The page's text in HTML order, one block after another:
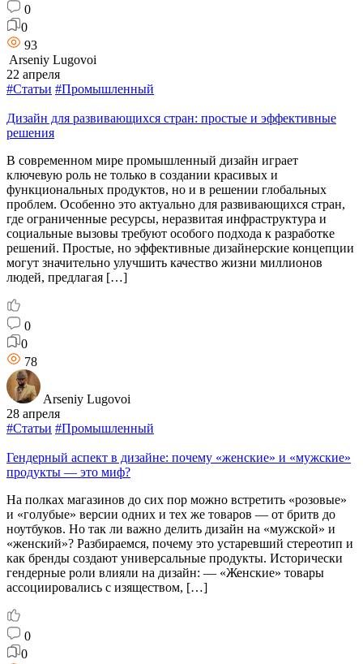
0
0
93
Arseniy Lugovoi
22 апреля
#Статьи #Промышленный
Дизайн для развивающихся стран: простые и эффективные
решения
В современном мире промышленный дизайн играет
ключевую роль не только в создании красивых и
функциональных продуктов, но и в решении глобальных
проблем. Особенно это актуально для развивающихся стран,
где ограниченные ресурсы, неразвитая инфраструктура и
социальные вызовы требуют особого подхода к разработке
решений. Простые, но эффективные дизайнерские концепции
могут значительно улучшить качество жизни миллионов
людей, предлагая […]
0
0
78
Arseniy Lugovoi
28 апреля
#Статьи #Промышленный
Гендерный аспект в дизайне: почему «женские» и «мужские»
продукты — это миф?
На полках магазинов до сих пор можно встретить «розовые»
и «голубые» версии одних и тех же товаров — от бритв до
ноутбуков. Но так ли важно делить дизайн на «мужской» и
«женский»? Разбираемся, почему это устаревший стереотип и
как бренды создают универсальные продукты. Исторически
гендерные роли влияли на дизайн: — «Женские» товары
ассоциировались с изяществом, […]
0
0